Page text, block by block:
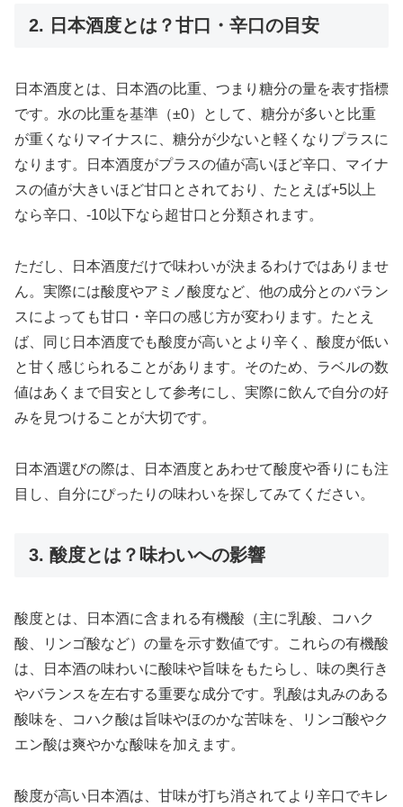
2. 日本酒度とは？甘口・辛口の目安
日本酒度とは、日本酒の比重、つまり糖分の量を表す指標
です。水の比重を基準（±0）として、糖分が多いと比重
が重くなりマイナスに、糖分が少ないと軽くなりプラスに
なります。日本酒度がプラスの値が高いほど辛口、マイナ
スの値が大きいほど甘口とされており、たとえば+5以上
なら辛口、-10以下なら超甘口と分類されます。
ただし、日本酒度だけで味わいが決まるわけではありませ
ん。実際には酸度やアミノ酸度など、他の成分とのバラン
スによっても甘口・辛口の感じ方が変わります。たとえ
ば、同じ日本酒度でも酸度が高いとより辛く、酸度が低い
と甘く感じられることがあります。そのため、ラベルの数
値はあくまで目安として参考にし、実際に飲んで自分の好
みを見つけることが大切です。
日本酒選びの際は、日本酒度とあわせて酸度や香りにも注
目し、自分にぴったりの味わいを探してみてください。
3. 酸度とは？味わいへの影響
酸度とは、日本酒に含まれる有機酸（主に乳酸、コハク
酸、リンゴ酸など）の量を示す数値です。これらの有機酸
は、日本酒の味わいに酸味や旨味をもたらし、味の奥行き
やバランスを左右する重要な成分です。乳酸は丸みのある
酸味を、コハク酸は旨味やほのかな苦味を、リンゴ酸やク
エン酸は爽やかな酸味を加えます。
酸度が高い日本酒は、甘味が打ち消されてより辛口でキレ